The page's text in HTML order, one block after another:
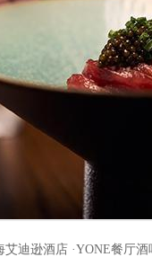
艾迪逊酒店 ·YONE餐厅酒